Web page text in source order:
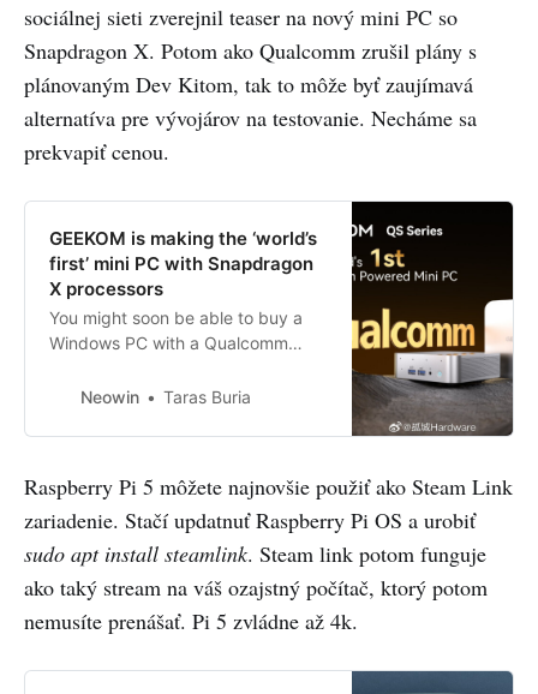
sociálnej sieti zverejnil teaser na nový mini PC so
Snapdragon X. Potom ako Qualcomm zrušil plány s
plánovaným Dev Kitom, tak to môže byť zaujímavá
alternatíva pre vývojárov na testovanie. Necháme sa
prekvapiť cenou.
GEEKOM is making the ‘world’s
first’ mini PC with Snapdragon
X processors
You might soon be able to buy a
Windows PC with a Qualcomm
form factor other than a laptop or
Neowin Taras Buria
Raspberry Pi 5 môžete najnovšie použiť ako Steam Link
zariadenie. Stačí updatnuť Raspberry Pi OS a urobiť
sudo apt install steamlink. Steam link potom funguje
ako taký stream na váš ozajstný počítač, ktorý potom
nemusíte prenášať. Pi 5 zvládne až 4k.